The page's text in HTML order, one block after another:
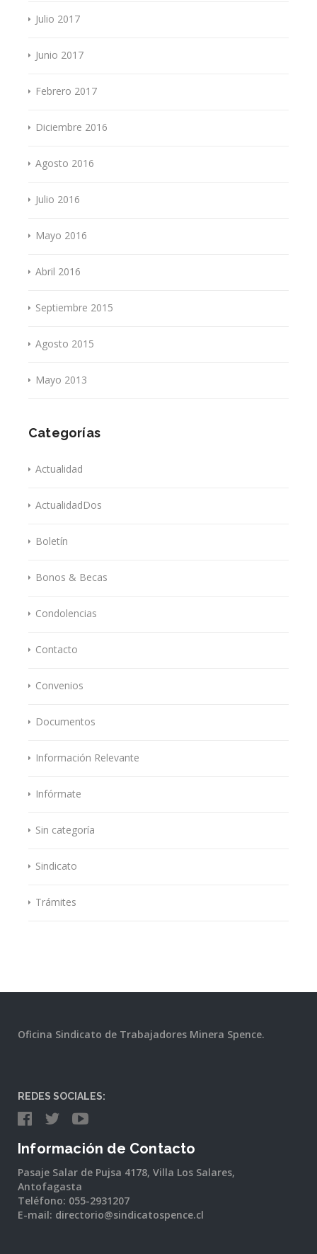
Julio 2017
Junio 2017
Febrero 2017
Diciembre 2016
Agosto 2016
Julio 2016
Mayo 2016
Abril 2016
Septiembre 2015
Agosto 2015
Mayo 2013
Categorías
Actualidad
ActualidadDos
Boletín
Bonos & Becas
Condolencias
Contacto
Convenios
Documentos
Información Relevante
Infórmate
Sin categoría
Sindicato
Trámites
Oficina Sindicato de Trabajadores Minera Spence.
REDES SOCIALES:
Información de Contacto
Pasaje Salar de Pujsa 4178, Villa Los Salares,
Antofagasta
Teléfono: 055-2931207
E-mail: directorio@sindicatospence.cl